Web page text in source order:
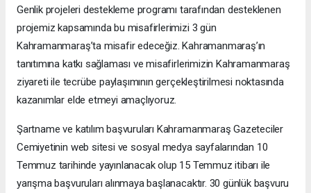
Genlik projeleri destekleme programı tarafından desteklenen
projemiz kapsamında bu misafirlerimizi 3 gün
Kahramanmaraş’ta misafir edeceğiz. Kahramanmaraş’ın
tanıtımına katkı sağlaması ve misafirlerimizin Kahramanmaraş
ziyareti ile tecrübe paylaşımının gerçekleştirilmesi noktasında
kazanımlar elde etmeyi amaçlıyoruz.
Şartname ve katılım başvuruları Kahramanmaraş Gazeteciler
Cemiyetinin web sitesi ve sosyal medya sayfalarından 10
Temmuz tarihinde yayınlanacak olup 15 Temmuz itibarı ile
yarışma başvuruları alınmaya başlanacaktır. 30 günlük başvuru